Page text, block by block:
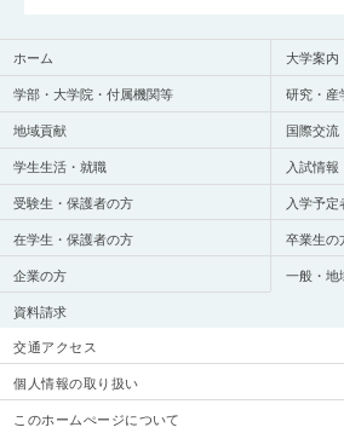
ホーム
大学案内
学部・大学院・付属機関等
研究・産
地域貢献
国際交流
学生生活・就職
入試情報
受験生・保護者の方
入学予
在学生・保護者の方
卒業生の
企業の方
一般・地
資料請求
交通アクセス
個人情報の取り扱い
このホームぺージについて